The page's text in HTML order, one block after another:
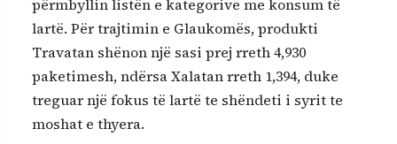
përmbyllin listën e kategorive me konsum të
lartë. Për trajtimin e Glaukomës, produkti
Travatan shënon një sasi prej rreth 4,930
paketimesh, ndërsa Xalatan rreth 1,394, duke
treguar një fokus të lartë te shëndeti i syrit te
moshat e thyera.